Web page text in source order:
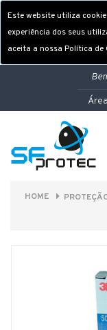
Este website utiliza
experiência dos seus
aceita a nossa Política de
HOME